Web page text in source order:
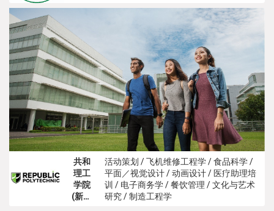
共和
理工
学院
(新加
活动策划 / 飞机维修工程学 / 食品科学 /
平面／视觉设计 / 动画设计 / 医疗助理培
训 / 电子商务学 / 餐饮管理 / 文化与艺术
研究 / 制造工程学